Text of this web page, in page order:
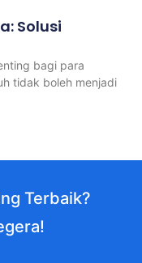
Solusi
bagi para
tidak boleh menjadi
Terbaik?